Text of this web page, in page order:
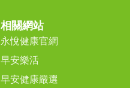
相關網站
永悅健康官網
早安樂活
早安健康嚴選